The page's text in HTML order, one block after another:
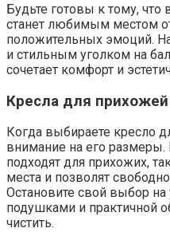
Будьте готовы к тому,
станет любимым местом
положительных эмоций.
и стильным уголком на
сочетает комфорт и
Кресла для прихожей
Когда выбираете кресло
внимание на его
подходят для прихожих,
места и позволят
Остановите свой выбор
подушками и практичной
чистить.